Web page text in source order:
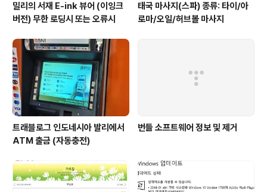
밀리의 서재 E-ink 뷰어 (이잉크
버전) 무한 로딩시 또는 오류시
태국 마사지(스파) 종류: 타이/아
로마/오일/허브볼 마사지
트래블로그 인도네시아 발리에서
ATM 출금 (자동충전)
번들 소프트웨어 정보 및 제거